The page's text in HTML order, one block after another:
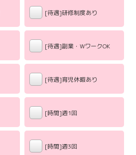
[待遇]研修制度あり
[待遇]副業・WワークOK
[待遇]育児休暇あり
[時間]週1回
[時間]週3回